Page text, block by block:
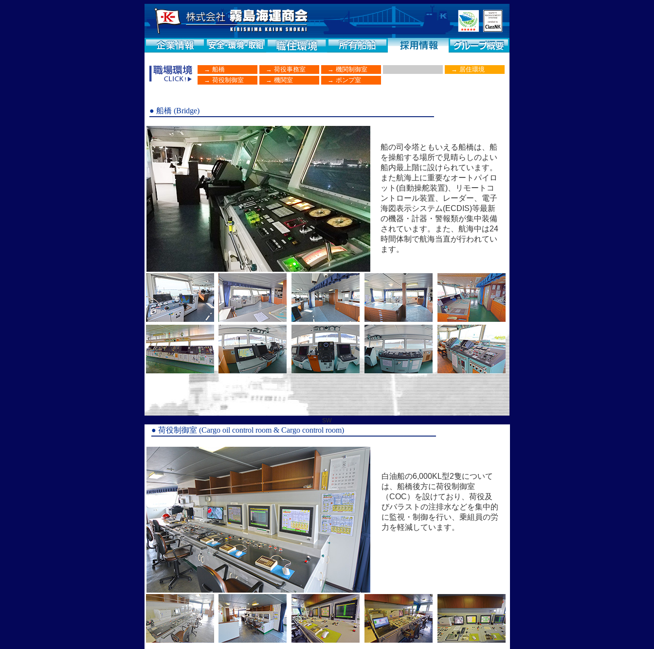
→ 船橋 → 荷役事務室 → 機関制御室 → 居住環境
→ 荷役制御室
→ 機関室 → ポンプ室
● 船橋 (Bridge)
船の司令塔ともいえる船橋は、船
を操船する場所で見晴らしのよい
船内最上階に設けられています。
また航海上に重要なオートパイロ
ット(自動操舵装置)、リモートコ
ントロール装置、レーダー、電子
海図表示システム(ECDIS)等最新
の機器・計器・警報類が集中装備
されています。また、航海中は24
時間体制で航海当直が行われてい
ます。
sw
● 荷役制御室 (Cargo oil control room & Cargo control room)
白油船の6,000KL型2隻について
は、船橋後方に荷役制御室
（COC）を設けており、荷役及
びバラストの注排水などを集中的
に監視・制御を行い、乗組員の労
力を軽減しています。